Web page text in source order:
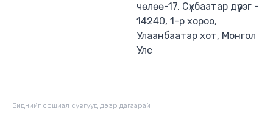
чөлөө-17, Сүхбаатар дүүрэг -
14240, 1-р хороо,
Улаанбаатар хот, Монгол
Улс
Биднийг сошиал сувгууд дээр дагаaрай